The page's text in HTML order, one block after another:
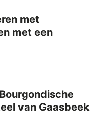
met
met een
van Gaasbeek